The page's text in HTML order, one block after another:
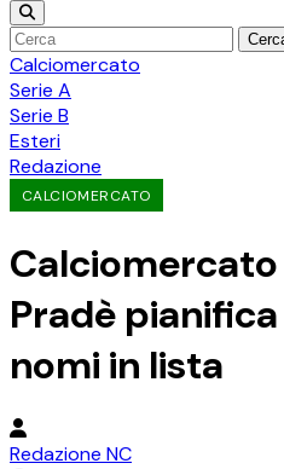
Calciomercato
Serie A
Serie B
Esteri
Redazione
CALCIOMERCATO
Pradè
nomi in lista
Redazione NC